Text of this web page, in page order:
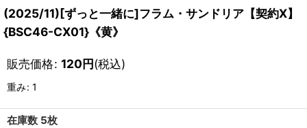
(2025/11)[ずっと一緒に]フラム・サンドリア【契約X】
{BSC46-CX01}《黄》
販売価格: 120円(税込)
重み: 1
在庫数 5枚